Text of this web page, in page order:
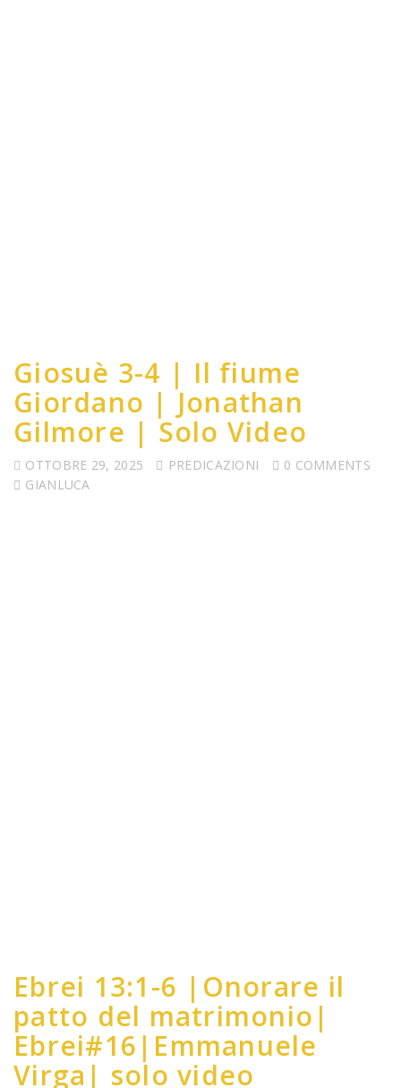
Giosuè 3-4 | Il fiume
Giordano | Jonathan
Gilmore | Solo Video
OTTOBRE 29, 2025 PREDICAZIONI
0 COMMENTS
GIANLUCA
Ebrei 13:1-6 |Onorare il
patto del matrimonio|
Ebrei#16|Emmanuele
Virga| solo video